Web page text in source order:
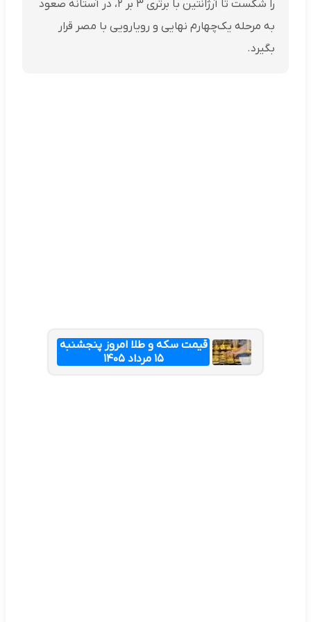
را شکست تا آرژانتین با برتری ۳ بر ۲، در آستانه صعود
به مرحله یک‌چهارم نهایی و رویارویی با مصر قرار
بگیرد.
قیمت سکه و طلا امروز پنجشنبه
۱۵ مرداد ۱۴۰۵